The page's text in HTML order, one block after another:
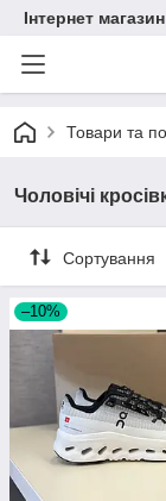
Інтернет
Товари та
Чоловічі
Сортування
–10%